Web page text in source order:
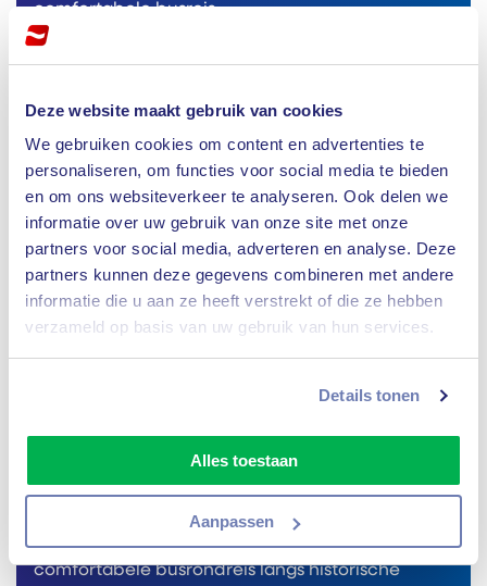
Deze website maakt gebruik van cookies
We gebruiken cookies om content en advertenties te
personaliseren, om functies voor social media te bieden
en om ons websiteverkeer te analyseren. Ook delen we
informatie over uw gebruik van onze site met onze
partners voor social media, adverteren en analyse. Deze
partners kunnen deze gegevens combineren met andere
informatie die u aan ze heeft verstrekt of die ze hebben
verzameld op basis van uw gebruik van hun services.
Details tonen
Alles toestaan
Aanpassen
comfortabele busreis...
Vanaf 1.399,- Bekijk reis
Rondreis prachtig Kroatië
29 augustus|12 september|8 mei| ea.
Ervaar de magie van Kroatië tijdens deze
comfortabele busrondreis langs historische